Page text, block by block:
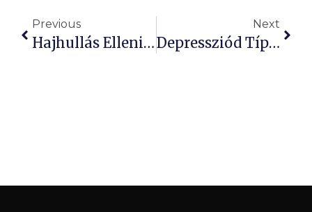
Previous
Hajhullás Elleni Tabletta: Depresszió És Öngyilkosság Kockázat!
Next
Depressziód Típusa Meghatározhatja Jövőbeli Egészséged!